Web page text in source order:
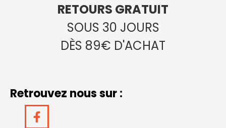
RETOURS GRATUIT
SOUS 30 JOURS
DÈS 89€ D'ACHAT
Retrouvez nous sur :